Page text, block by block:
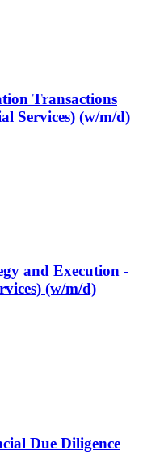
Transactions
Services) (w/m/d)
and Execution -
(w/m/d)
Due Diligence